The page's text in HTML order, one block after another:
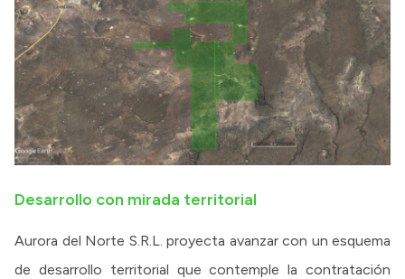
Desarrollo con mirada territorial
Aurora del Norte S.R.L. proyecta avanzar con un esquema
de desarrollo territorial que contemple la contratación